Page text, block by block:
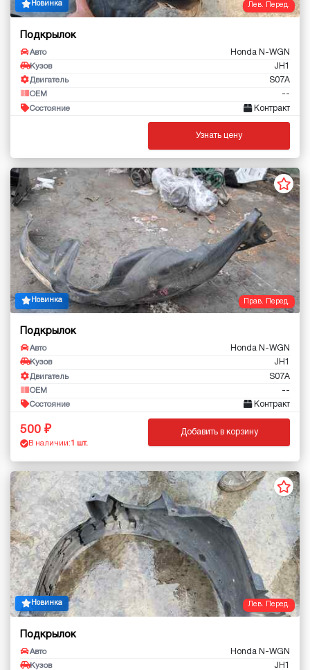
Лев. Перед.
Новинка
Подкрылок
Авто Honda N-WGN
Кузов JH1
Двигатель S07A
OEM --
Состояние Контракт
Узнать цену
Прав. Перед.
Новинка
Подкрылок
Авто Honda N-WGN
Кузов JH1
Двигатель S07A
OEM --
Состояние Контракт
500
В наличии: 1 шт.
Добавить в корзину
Лев. Перед.
Новинка
Подкрылок
Авто Honda N-WGN
Кузов JH1